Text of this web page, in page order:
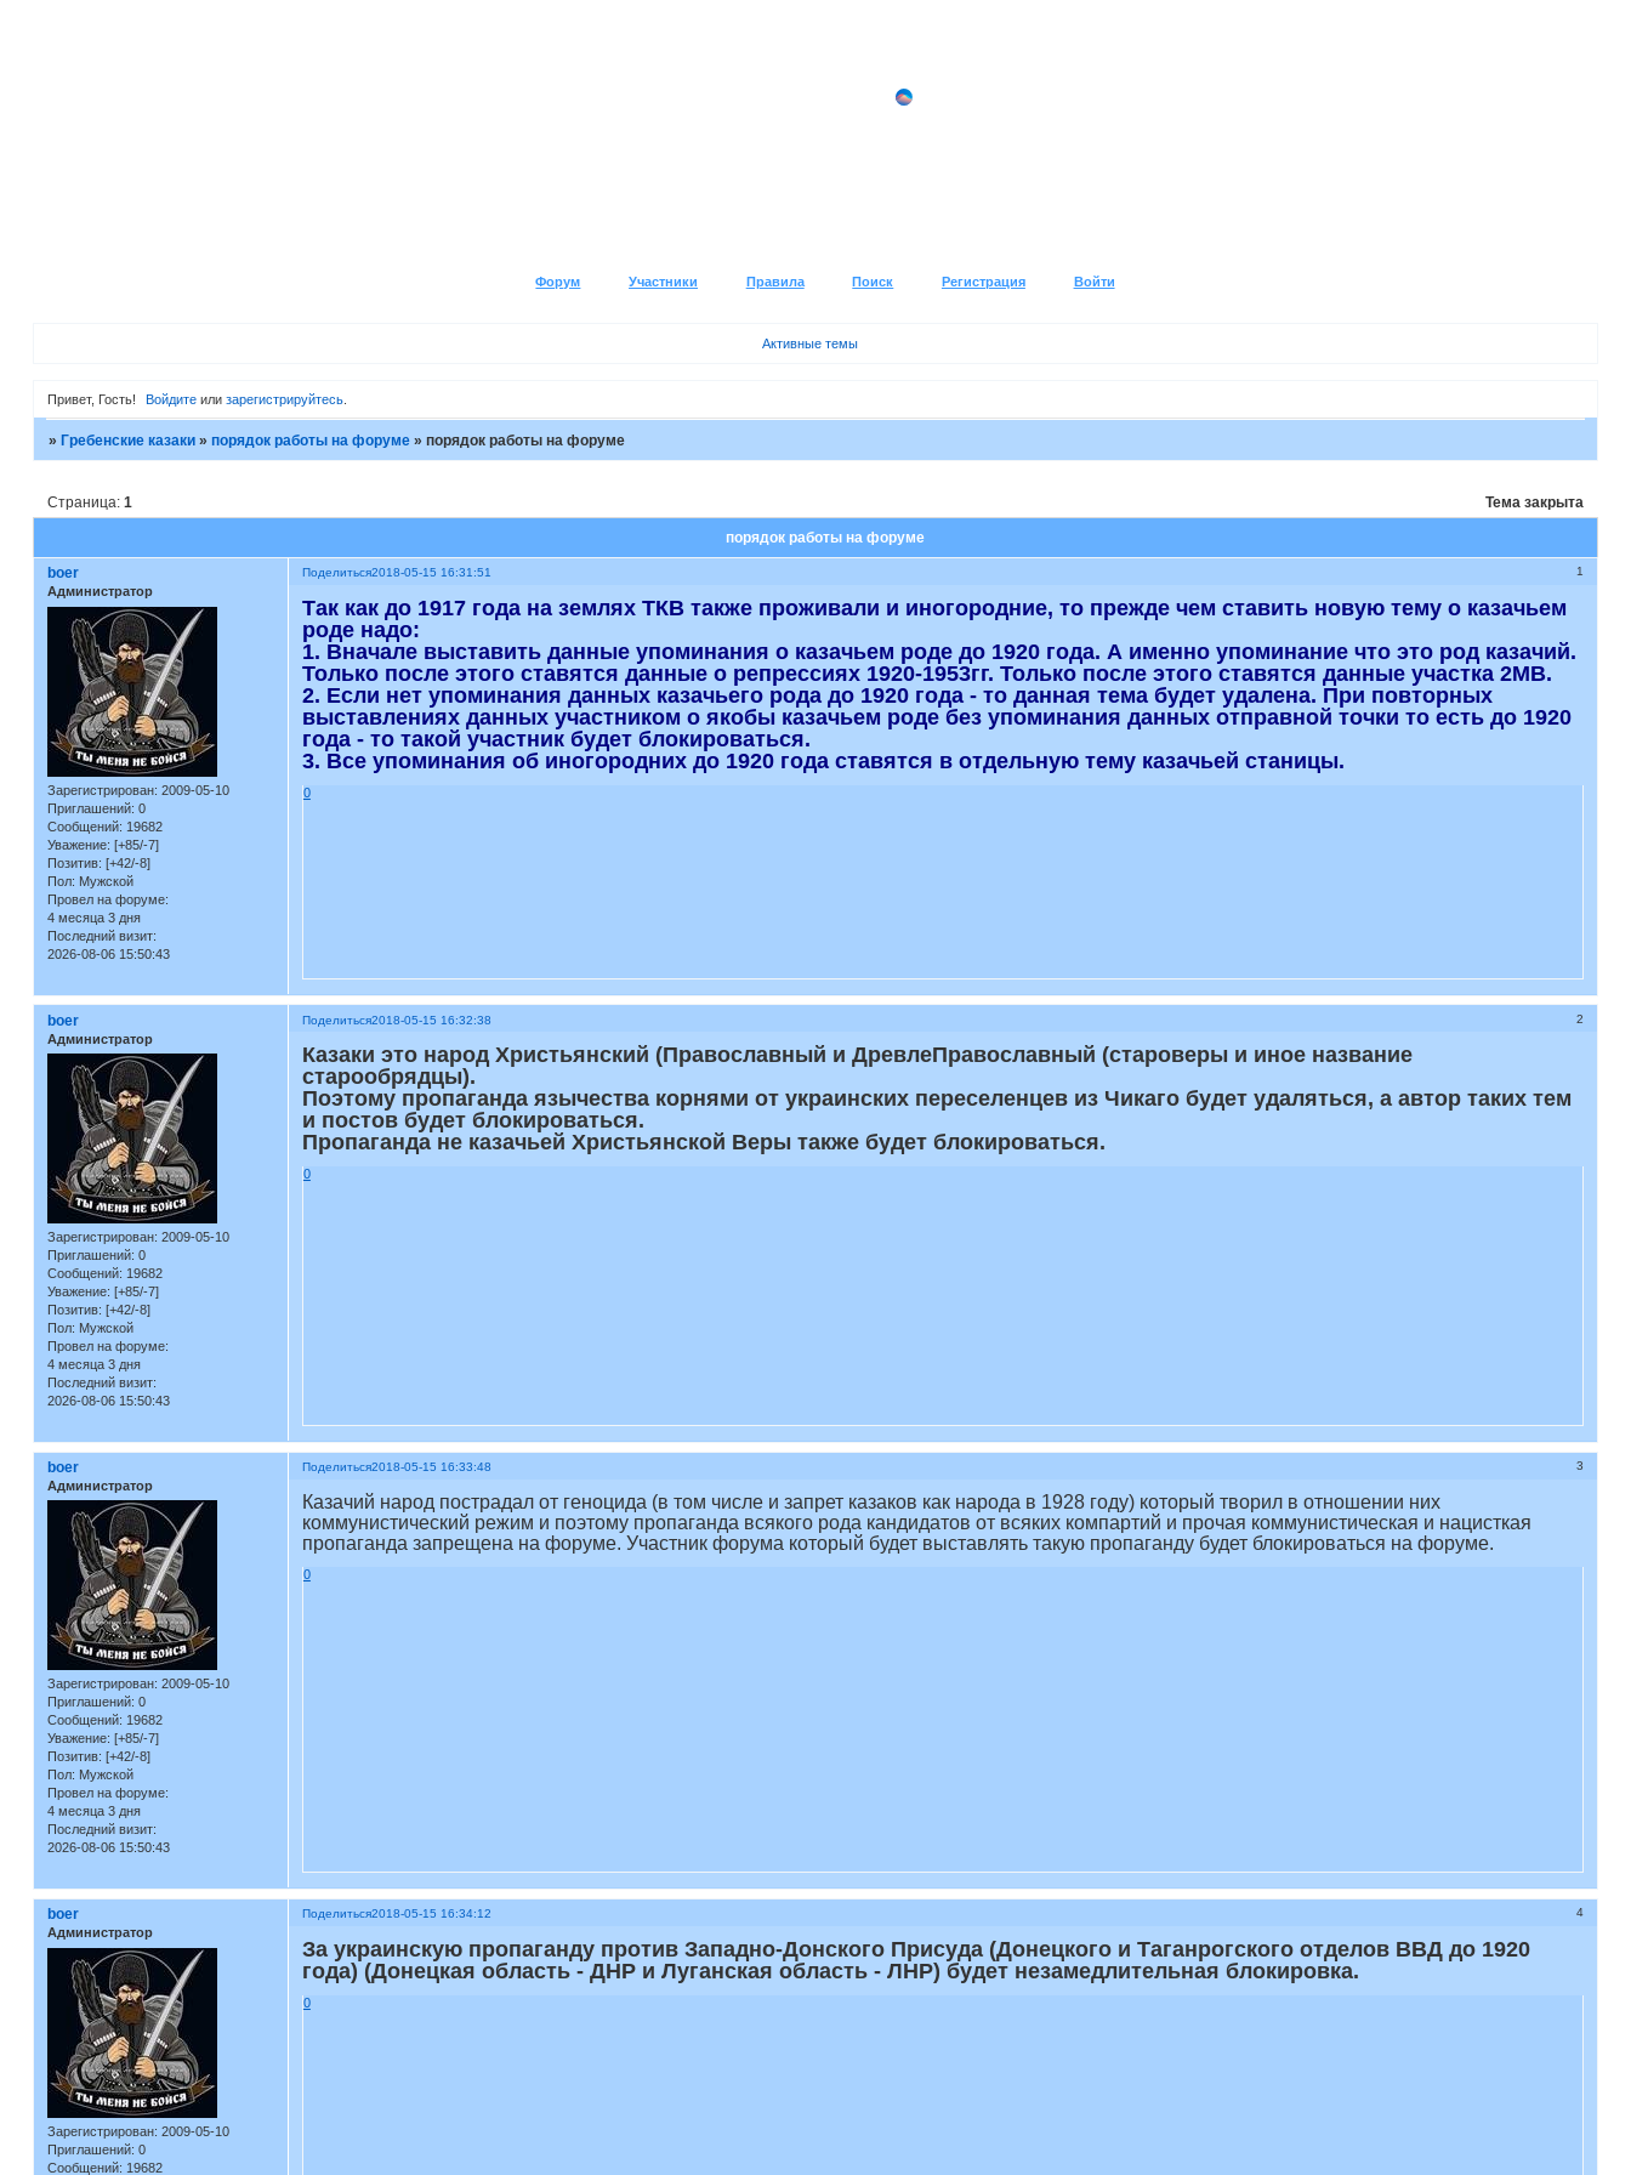
Форум Участники Правила Поиск Регистрация Войти
Активные темы
Привет, Гость! Войдите илизарегистрируйтесь
» Гребенские казаки » порядок работы на форуме » порядок работы на форуме
порядок работы на форуме
Страница: 1 Тема закрыта
Поделиться 1
2018-05-15 16:31:51
boer
Администратор
Зарегистрирован: 2009-05-10
Приглашений: 0
Сообщений: 19682
Уважение: [+85/-7]
Позитив: [+42/-8]
Пол: Мужской
Провел на форуме:
4 месяца 3 дня
Последний визит:
2026-08-06 15:50:43
Так как до 1917 года на землях ТКВ также проживали и иногородние, то прежде чем ставить новую тему о казачьем
роде надо:
1. Вначале выставить данные упоминания о казачьем роде до 1920 года. А именно упоминание что это род казачий.
Только после этого ставятся данные о репрессиях 1920-1953гг. Только после этого ставятся данные участка 2МВ.
2. Если нет упоминания данных казачьего рода до 1920 года - то данная тема будет удалена. При повторных
выставлениях данных участником о якобы казачьем роде без упоминания данных отправной точки то есть до 1920
года - то такой участник будет блокироваться.
3. Все упоминания об иногородних до 1920 года ставятся в отдельную тему казачьей станицы.
0
Поделиться 2
2018-05-15 16:32:38
boer
Администратор
Зарегистрирован: 2009-05-10
Приглашений: 0
Сообщений: 19682
Уважение: [+85/-7]
Позитив: [+42/-8]
Пол: Мужской
Провел на форуме:
4 месяца 3 дня
Последний визит:
2026-08-06 15:50:43
Казаки это народ Христьянский (Православный и ДревлеПравославный (староверы и иное название
старообрядцы).
Поэтому пропаганда язычества корнями от украинских переселенцев из Чикаго будет удаляться, а автор таких тем
и постов будет блокироваться.
Пропаганда не казачьей Христьянской Веры также будет блокироваться.
0
Поделиться 3
2018-05-15 16:33:48
boer
Администратор
Зарегистрирован: 2009-05-10
Приглашений: 0
Сообщений: 19682
Уважение: [+85/-7]
Позитив: [+42/-8]
Пол: Мужской
Провел на форуме:
4 месяца 3 дня
Последний визит:
2026-08-06 15:50:43
Казачий народ пострадал от геноцида (в том числе и запрет казаков как народа в 1928 году) который творил в отношении них
коммунистический режим и поэтому пропаганда всякого рода кандидатов от всяких компартий и прочая коммунистическая и нацисткая
пропаганда запрещена на форуме. Участник форума который будет выставлять такую пропаганду будет блокироваться на форуме.
0
Поделиться 4
2018-05-15 16:34:12
boer
Администратор
Зарегистрирован: 2009-05-10
Приглашений: 0
Сообщений: 19682
За украинскую пропаганду против Западно-Донского Присуда (Донецкого и Таганрогского отделов ВВД до 1920
года) (Донецкая область - ДНР и Луганская область - ЛНР) будет незамедлительная блокировка.
0